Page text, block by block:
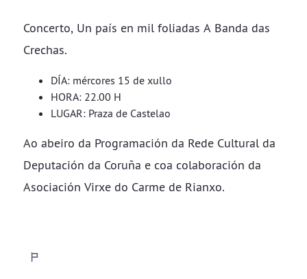
Concerto, Un país en mil foliadas A Banda das
Crechas.
DÍA: mércores 15 de xullo
HORA: 22.00 H
LUGAR: Praza de Castelao
Ao abeiro da Programación da Rede Cultural da
Deputación da Coruña e coa colaboración da
Asociación Virxe do Carme de Rianxo.